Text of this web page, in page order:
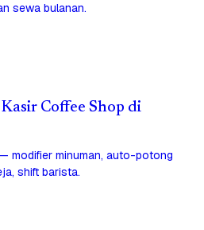
sewa bulanan.
Coffee Shop di
modifier minuman, auto-potong
shift barista.